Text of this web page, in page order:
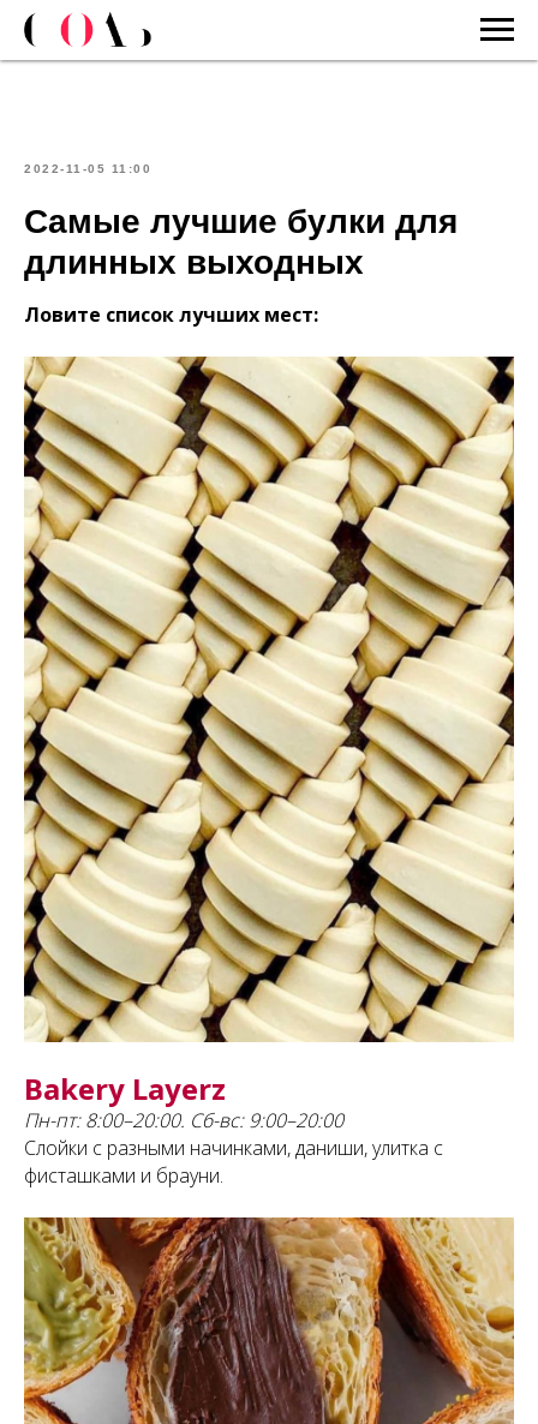
2022-11-05 11:00
Самые лучшие булки для
длинных выходных
Ловите список лучших мест:
Bakery Layerz
Пн-пт: 8:00–20:00. Сб-вс: 9:00–20:00
Слойки с разными начинками, даниши, улитка с
фисташками и брауни.